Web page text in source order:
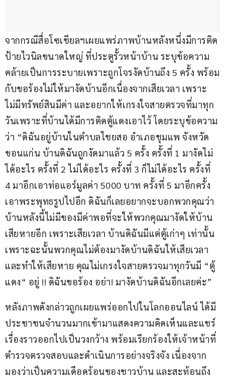
จากกรณีสื่อโซเชียลฯเผยแพร่ภาพบ้านหลังหนึ่งมีการติด
ป้ายไวนิลขนาดใหญ่ ที่ประตูรั้วหน้าบ้าน ระบุข้อความ
คล้ายเป็นการระบายเพราะถูกโจรงัดบ้านถึง 5 ครั้ง พร้อม
กับขอร้องไม่ให้มางัดบ้านอีกเนื่องจากเสียเวลา เพราะ
ไม่มีทรัพย์สินมีค่า และอยากให้เกรงใจสายตรวจที่มาทุก
วันเพราะที่บ้านได้มีการติดตู้แดงเอาไว้ โดยระบุข้อความ
ว่า “ดิฉันอยู่บ้านในตำบลไชยสอ อำเภอชุมแพ จังหวัด
ขอนแก่น บ้านดิฉันถูกงัดมาแล้ว 5 ครั้ง ครั้งที่ 1 มางัดไม่
ได้อะไร ครั้งที่ 2 ไม่ได้อะไร ครั้งที่ 3 ก็ไม่ได้อะไร ครั้งที่
4 มาอีกเอาท่อแอร์มูลค่า 5000 บาท ครั้งที่ 5 มาอีกครั้ง
เอาพระพุทธรูปไปอีก ดิฉันก็เลยอยากจะบอกพวกคุณว่า
บ้านหลังนี้ไม่มีของมีค่าพอที่จะให้พวกคุณมางัดให้บ้าน
เสียหายอีก เพราะเสียเวลา บ้านดิฉันมีแต่ตู้เก่าๆ เท่านั้น
เพราะฉะนั้นพวกคุณไม่ต้องมางัดบ้านดิฉันให้เสียเวลา
และทำให้เสียหาย คุณไม่เกรงใจสายตรวจมาทุกวันมี “ตู้
แดง“ อยู่ !! ดิฉันขอร้อง อย่า! มางัดบ้านดิฉันอีกเลยค่ะ”
หลังภาพดังกล่าวถูกเผยแพร่ออกไปในโลกออนไลน์ ได้มี
ประชาชนจำนวนมากเข้ามาแสดงความคิดเห็นและแชร์
เรื่องราวออกไปเป็นวงกว้าง พร้อมเรียกร้องให้เจ้าหน้าที่
ตำรวจตรวจสอบและดำเนินการอย่างจริงจัง เนื่องจาก
มองว่าเป็นความเดือดร้อนของชาวบ้าน และสะท้อนถึง